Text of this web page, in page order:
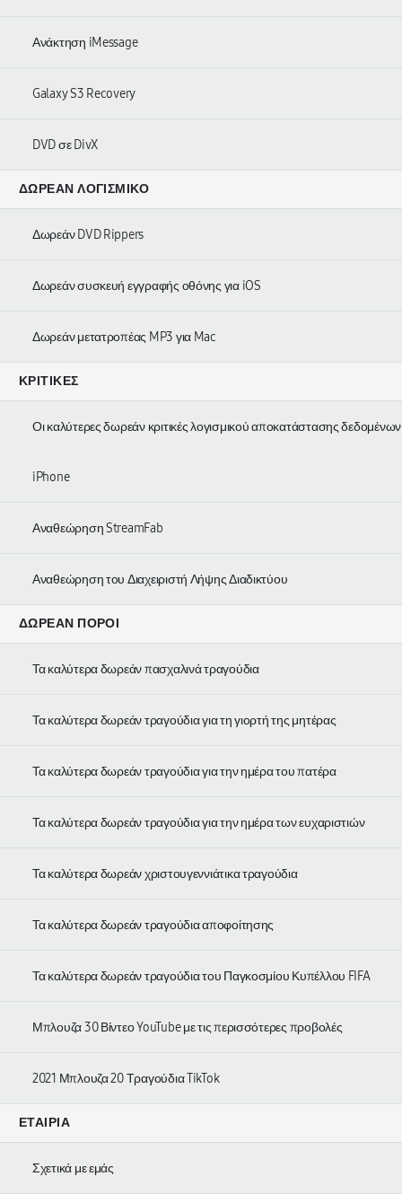
Ανάκτηση iMessage
Galaxy S3 Recovery
DVD σε DivX
ΔΩΡΕΆΝ ΛΟΓΙΣΜΙΚΌ
Δωρεάν DVD Rippers
Δωρεάν συσκευή εγγραφής οθόνης για iOS
Δωρεάν μετατροπέας MP3 για Mac
ΚΡΙΤΙΚΈΣ
Οι καλύτερες δωρεάν κριτικές λογισμικού αποκατάστασης δεδομένων
iPhone
Αναθεώρηση StreamFab
Αναθεώρηση του Διαχειριστή Λήψης Διαδικτύου
ΔΩΡΕΆΝ ΠΌΡΟΙ
Τα καλύτερα δωρεάν πασχαλινά τραγούδια
Τα καλύτερα δωρεάν τραγούδια για τη γιορτή της μητέρας
Τα καλύτερα δωρεάν τραγούδια για την ημέρα του πατέρα
Τα καλύτερα δωρεάν τραγούδια για την ημέρα των ευχαριστιών
Τα καλύτερα δωρεάν χριστουγεννιάτικα τραγούδια
Τα καλύτερα δωρεάν τραγούδια αποφοίτησης
Τα καλύτερα δωρεάν τραγούδια του Παγκοσμίου Κυπέλλου FIFA
Μπλουζα 30 Βίντεο YouTube με τις περισσότερες προβολές
2021 Μπλουζα 20 Τραγούδια TikTok
ΕΤΑΙΡΊΑ
Σχετικά με εμάς